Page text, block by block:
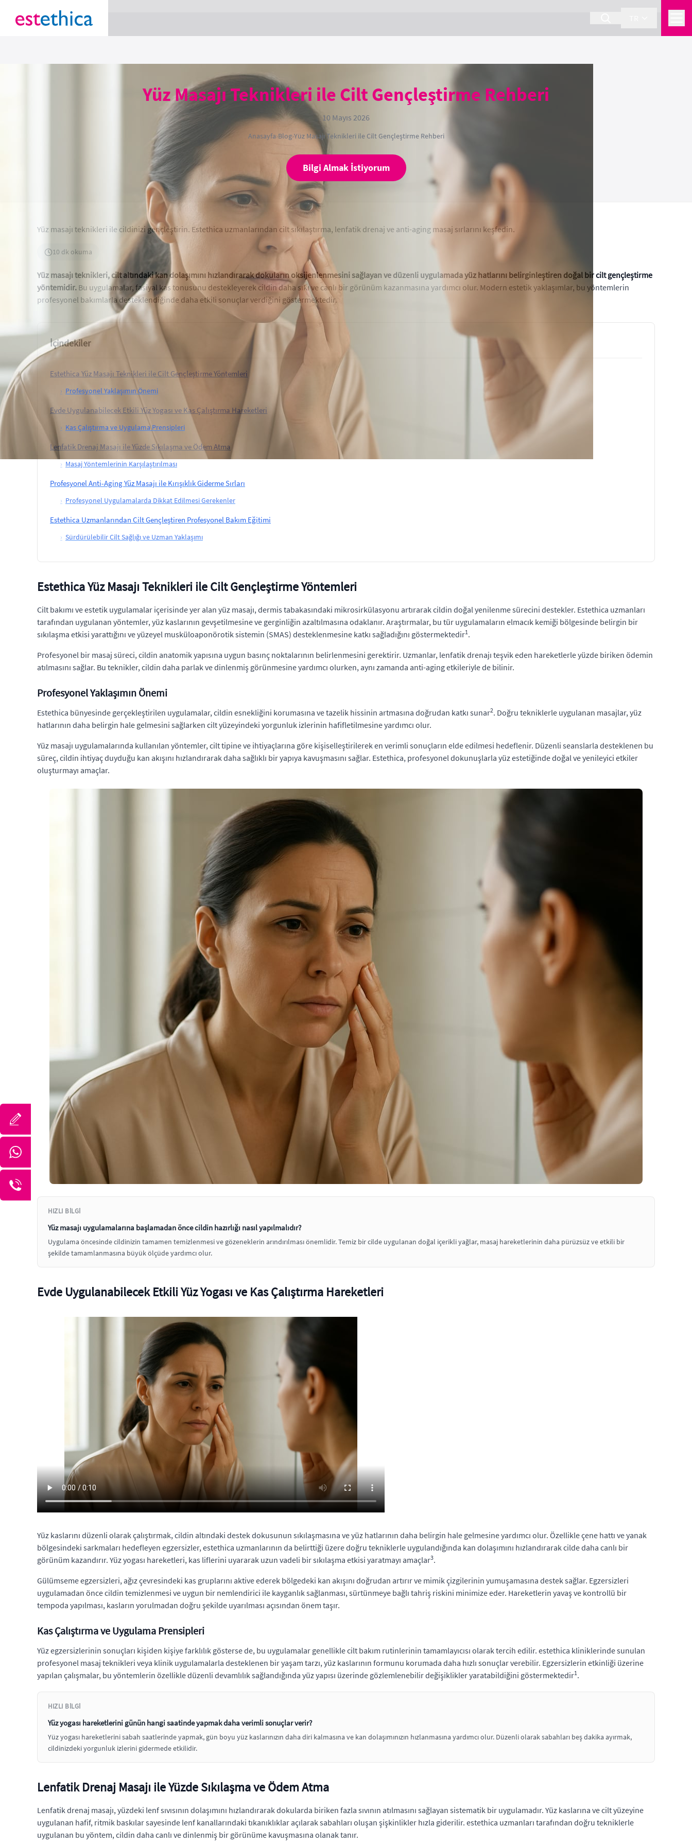
Yüz Masajı Teknikleri ile Cilt Gençleştirme Rehberi
10 Mayıs 2026
Anasayfa›Blog›Yüz Masajı Teknikleri ile Cilt Gençleştirme Rehberi
Bilgi Almak İstiyorum
Yüz masajı teknikleri ile cildinizi gençleştirin. Estethica uzmanlarından cilt sıkılaştırma, lenfatik drenaj ve anti-aging masaj sırlarını keşfedin.
10 dk okuma
Yüz masajı teknikleri, cilt altındaki kan dolaşımını hızlandırarak dokuların oksijenlenmesini sağlayan ve düzenli uygulamada yüz hatlarını belirginleştiren doğal bir cilt gençleştirme
yöntemidir. Bu uygulamalar, fasiyal kas tonusunu destekleyerek cildin daha sıkı ve canlı bir görünüm kazanmasına yardımcı olur. Modern estetik yaklaşımlar, bu yöntemlerin
profesyonel bakımlarla desteklendiğinde daha etkili sonuçlar verdiğini göstermektedir.
İçindekiler
Estethica Yüz Masajı Teknikleri ile Cilt Gençleştirme Yöntemleri
› Profesyonel Yaklaşımın Önemi
Evde Uygulanabilecek Etkili Yüz Yogası ve Kas Çalıştırma Hareketleri
› Kas Çalıştırma ve Uygulama Prensipleri
Lenfatik Drenaj Masajı ile Yüzde Sıkılaşma ve Ödem Atma
› Masaj Yöntemlerinin Karşılaştırılması
Profesyonel Anti-Aging Yüz Masajı ile Kırışıklık Giderme Sırları
› Profesyonel Uygulamalarda Dikkat Edilmesi Gerekenler
Estethica Uzmanlarından Cilt Gençleştiren Profesyonel Bakım Eğitimi
› Sürdürülebilir Cilt Sağlığı ve Uzman Yaklaşımı
Estethica Yüz Masajı Teknikleri ile Cilt Gençleştirme Yöntemleri
Cilt bakımı ve estetik uygulamalar içerisinde yer alan yüz masajı, dermis tabakasındaki mikrosirkülasyonu artırarak cildin doğal yenilenme sürecini destekler. Estethica uzmanları
tarafından uygulanan yöntemler, yüz kaslarının gevşetilmesine ve gerginliğin azaltılmasına odaklanır. Araştırmalar, bu tür uygulamaların elmacık kemiği bölgesinde belirgin bir
sıkılaşma etkisi yarattığını ve yüzeyel musküloaponörotik sistemin (SMAS) desteklenmesine katkı sağladığını göstermektedir1.
Profesyonel bir masaj süreci, cildin anatomik yapısına uygun basınç noktalarının belirlenmesini gerektirir. Uzmanlar, lenfatik drenajı teşvik eden hareketlerle yüzde biriken ödemin
atılmasını sağlar. Bu teknikler, cildin daha parlak ve dinlenmiş görünmesine yardımcı olurken, aynı zamanda anti-aging etkileriyle de bilinir.
Profesyonel Yaklaşımın Önemi
Estethica bünyesinde gerçekleştirilen uygulamalar, cildin esnekliğini korumasına ve tazelik hissinin artmasına doğrudan katkı sunar2. Doğru tekniklerle uygulanan masajlar, yüz
hatlarının daha belirgin hale gelmesini sağlarken cilt yüzeyindeki yorgunluk izlerinin hafifletilmesine yardımcı olur.
Yüz masajı uygulamalarında kullanılan yöntemler, cilt tipine ve ihtiyaçlarına göre kişiselleştirilerek en verimli sonuçların elde edilmesi hedeflenir. Düzenli seanslarla desteklenen bu
süreç, cildin ihtiyaç duyduğu kan akışını hızlandırarak daha sağlıklı bir yapıya kavuşmasını sağlar. Estethica, profesyonel dokunuşlarla yüz estetiğinde doğal ve yenileyici etkiler
oluşturmayı amaçlar.
HIZLI BILGI
Yüz masajı uygulamalarına başlamadan önce cildin hazırlığı nasıl yapılmalıdır?
Uygulama öncesinde cildinizin tamamen temizlenmesi ve gözeneklerin arındırılması önemlidir. Temiz bir cilde uygulanan doğal içerikli yağlar, masaj hareketlerinin daha pürüzsüz ve etkili bir
şekilde tamamlanmasına büyük ölçüde yardımcı olur.
Evde Uygulanabilecek Etkili Yüz Yogası ve Kas Çalıştırma Hareketleri
Yüz kaslarını düzenli olarak çalıştırmak, cildin altındaki destek dokusunun sıkılaşmasına ve yüz hatlarının daha belirgin hale gelmesine yardımcı olur. Özellikle çene hattı ve yanak
bölgesindeki sarkmaları hedefleyen egzersizler, estethica uzmanlarının da belirttiği üzere doğru tekniklerle uygulandığında kan dolaşımını hızlandırarak cilde daha canlı bir
görünüm kazandırır. Yüz yogası hareketleri, kas liflerini uyararak uzun vadeli bir sıkılaşma etkisi yaratmayı amaçlar3.
Gülümseme egzersizleri, ağız çevresindeki kas gruplarını aktive ederek bölgedeki kan akışını doğrudan artırır ve mimik çizgilerinin yumuşamasına destek sağlar. Egzersizleri
uygulamadan önce cildin temizlenmesi ve uygun bir nemlendirici ile kayganlık sağlanması, sürtünmeye bağlı tahriş riskini minimize eder. Hareketlerin yavaş ve kontrollü bir
tempoda yapılması, kasların yorulmadan doğru şekilde uyarılması açısından önem taşır.
Kas Çalıştırma ve Uygulama Prensipleri
Yüz egzersizlerinin sonuçları kişiden kişiye farklılık gösterse de, bu uygulamalar genellikle cilt bakım rutinlerinin tamamlayıcısı olarak tercih edilir. estethica kliniklerinde sunulan
profesyonel masaj teknikleri veya klinik uygulamalarla desteklenen bir yaşam tarzı, yüz kaslarının formunu korumada daha hızlı sonuçlar verebilir. Egzersizlerin etkinliği üzerine
yapılan çalışmalar, bu yöntemlerin özellikle düzenli devamlılık sağlandığında yüz yapısı üzerinde gözlemlenebilir değişiklikler yaratabildiğini göstermektedir1 .
HIZLI BILGI
Yüz yogası hareketlerini günün hangi saatinde yapmak daha verimli sonuçlar verir?
Yüz yogası hareketlerini sabah saatlerinde yapmak, gün boyu yüz kaslarınızın daha diri kalmasına ve kan dolaşımınızın hızlanmasına yardımcı olur. Düzenli olarak sabahları beş dakika ayırmak,
cildinizdeki yorgunluk izlerini gidermede etkilidir.
Lenfatik Drenaj Masajı ile Yüzde Sıkılaşma ve Ödem Atma
Lenfatik drenaj masajı, yüzdeki lenf sıvısının dolaşımını hızlandırarak dokularda biriken fazla sıvının atılmasını sağlayan sistematik bir uygulamadır. Yüz kaslarına ve cilt yüzeyine
uygulanan hafif, ritmik baskılar sayesinde lenf kanallarındaki tıkanıklıklar açılarak sabahları oluşan şişkinlikler hızla giderilir. estethica uzmanları tarafından doğru tekniklerle
uygulanan bu yöntem, cildin daha canlı ve dinlenmiş bir görünüme kavuşmasına olanak tanır.